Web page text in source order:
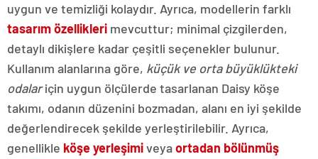
uygun ve temizliği kolaydır. Ayrıca, modellerin farklı
tasarım özellikleri mevcuttur; minimal çizgilerden,
detaylı dikişlere kadar çeşitli seçenekler bulunur.
Kullanım alanlarına göre, küçük ve orta büyüklükteki
odalariçin uygun ölçülerde tasarlanan Daisy köşe
takımı, odanın düzenini bozmadan, alanı en iyi şekilde
değerlendirecek şekilde yerleştirilebilir. Ayrıca,
genellikle köşe yerleşimiveyaortadan bölünmüş